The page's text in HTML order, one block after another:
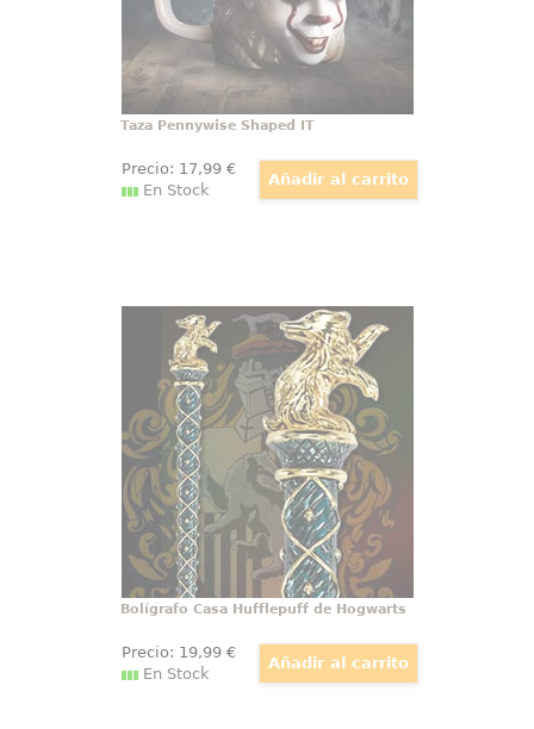
Taza Pennywise Shaped IT
Precio: 17,99€
En Stock
Bolígrafo Casa Hufflepuff de
Hogwarts
Réplica Oficial del bolígrafo de la
casa Hufflepuff. “Puedes
pertenecer a Hufflepuff donde son
justos y leales. Esos perseverantes
Hufflepuff de verdad no temen al
trabajo pesado”.
Bolígrafo Casa Hufflepuff de Hogwarts
Precio: 19,99€
En Stock